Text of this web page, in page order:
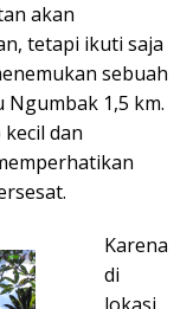
akan
tetapi ikuti saja
sebuah
1,5 km.
dan
Karena
di